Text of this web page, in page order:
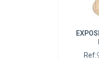
Ref: